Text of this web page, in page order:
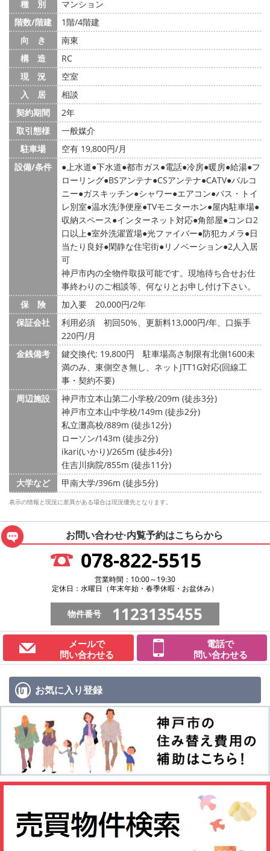
種 別
マンション
階数/階建
1階/4階建
向 き
南東
構 造
RC
現 況
空室
入 居
相談
契約期間
2年
取引態様
一般媒介
駐車場
空有 19,800円/月
設備/条件
上水道 下水道 都市ガス 電話 冷房 暖房 給湯 フ
ローリング BSアンテナ CSアンテナ CATV バルコ
ニー ガスキッチン シャワー エアコン バス・トイ
レ別室 温水洗浄便座 TVモニターホン 屋内駐車場
収納スペース インターネット対応 角部屋 コンロ2
口以上 室外洗濯置場 光ファイバー 防犯カメラ
日
当たり良好 閑静な住宅街 リノベーション 2人入居
可
神戸市内の全物件取扱可能です。現地待ち合せお仕
事終わりのご相談等、何なりとお申し付け下さい。
保 険
加入要 20,000円/2年
保証会社
利用必須 初回50%、更新料13,000円/年、口振手
220円/月
金銭備考
鍵交換代: 19,800円
駐車場高さ制限有北側1600未
満のみ、東側空き無し、ネットJTT1G対応(回線工
事・契約不要)
周辺施設
神戸市立本山第二小学校/209m (徒歩3分)
神戸市立本山中学校/149m (徒歩2分)
私立灘高校/889m (徒歩12分)
ローソン/143m (徒歩2分)
ikari(いかり)/265m (徒歩4分)
住吉川病院/855m (徒歩11分)
大学など
甲南大学/396m (徒歩5分)
表示の情報と現況に差異がある場合は現況優先となります。
お問い合わせ·内覧予約はこちらから
078-822-5515
営業時間：10:00～19:30
定休日：水曜日（年末年始・春季休暇・お盆休み）
物件番号 1123135455
メールで
問い合わせる
電話で
問い合わせる
お気に入り登録